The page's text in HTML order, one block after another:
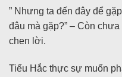
” Nhưng ta đến đây để
đâu mà gặp?” – Còn
chen lời.
Tiểu Hắc thực sự muốn